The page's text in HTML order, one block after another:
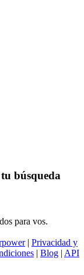
búsqueda
para vos.
| Privacidad y
| Blog | API